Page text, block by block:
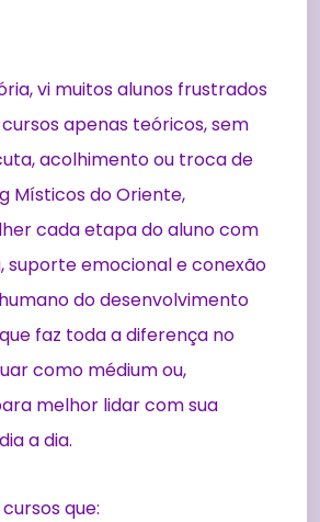
vi muitos alunos frustrados
apenas teóricos, sem
acolhimento ou troca de
Místicos do Oriente,
cada etapa do aluno com
suporte emocional e conexão
do desenvolvimento
faz toda a diferença no
como médium ou,
melhor lidar com sua
a dia.
que: